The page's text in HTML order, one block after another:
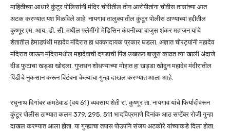
माहितीच्या आधारे कुंटूर पोलिसांनी मंदिर चोरीतील तीन आरोपीतांना चोवीस तासांच्या आत
अटक करण्यात यश मिळविले आहे. नायगाव तालुक्यातील कुंटूर पोलीस ठाण्याच्या हद्दीतील
कुष्णूर एम. आय. डी. सी. मधील फ्लेमींगो मेडिसिन कंपनीच्या बाजुस शंकर महाजन यांचे
शेतातील हेमाडपंथी महादेव मंदिरात हा धक्कादायक प्रकार घडला. अज्ञात चोरट्यांनी महादेव
मंदिरात जाऊन मंदिरामधील महादेवाची दगडाची पिंड उखरून बाजुस काढत त्या खाली अंदाजे
दीड फुटाचा खड्डा खोदला. गुप्तधन शोधण्याच्या मोहात हा खड्डा खोदुन महादेव मंदीरातील
पिंडीचे नुकसान करून विटंबना केल्याचा गुन्हा दाखल करण्यात आला आहे.
रघुनाथ दिगांबर कमठेवाड (वय 61) व्यवसाय शेती रा. कुष्णूर ता. नायगाव यांचे फिर्यादीवरून
कुंटूर पोलीस ठाण्यात कलम 379, 295, 511 भादविप्रमाणे दिनांक आठ सप्टेंबर रोजी गुन्हा
दाखल करण्यात आला होता. या गुन्ह्याचा तपास पोउपनि संजय अटकोरे यांच्याकडे दिला होता.